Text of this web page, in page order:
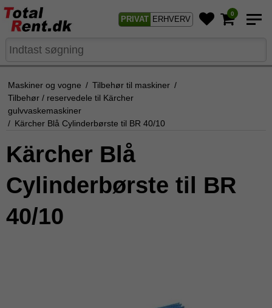
PRIVAT ERHVERV
0
Maskiner og vogne / Tilbehør til maskiner /
Tilbehør / reservedele til Kärcher
gulvvaskemaskiner
/ Kärcher Blå Cylinderbørste til BR 40/10
Kärcher Blå
Cylinderbørste til BR
40/10